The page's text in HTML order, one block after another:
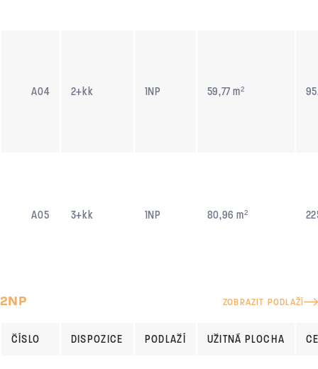
A04 2+kk 1NP 59,77 m²
A05 3+kk 1NP 80,96 m²
2NP ZOBRAZIT PODLAŽÍ
ČÍSLO DISPOZICE PODLAŽÍ UŽITNÁ PLOCHA